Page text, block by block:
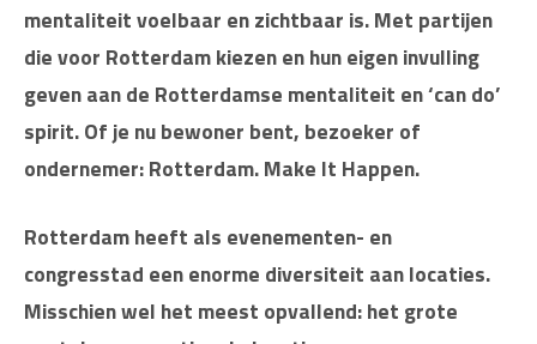
mentaliteit voelbaar en zichtbaar is. Met partijen
die voor Rotterdam kiezen en hun eigen invulling
geven aan de Rotterdamse mentaliteit en ‘can do’
spirit. Of je nu bewoner bent, bezoeker of
ondernemer: Rotterdam. Make It Happen.
Rotterdam heeft als evenementen- en
congresstad een enorme diversiteit aan locaties.
Misschien wel het meest opvallend: het grote